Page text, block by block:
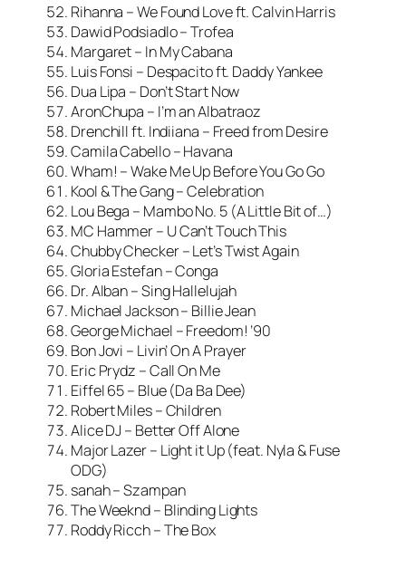
Rihanna – We Found Love ft. Calvin Harris
Dawid Podsiadlo – Trofea
Margaret – In My Cabana
Luis Fonsi – Despacito ft. Daddy Yankee
Dua Lipa – Don’t Start Now
AronChupa – I’m an Albatraoz
Drenchill ft. Indiiana – Freed from Desire
Camila Cabello – Havana
Wham! – Wake Me Up Before You Go Go
Kool & The Gang – Celebration
Lou Bega – Mambo No. 5 (A Little Bit of…)
MC Hammer – U Can’t Touch This
Chubby Checker – Let’s Twist Again
Gloria Estefan – Conga
Dr. Alban – Sing Hallelujah
Michael Jackson – Billie Jean
George Michael – Freedom! ’90
Bon Jovi – Livin’ On A Prayer
Eric Prydz – Call On Me
Eiffel 65 – Blue (Da Ba Dee)
Robert Miles – Children
Alice DJ – Better Off Alone
Major Lazer – Light it Up (feat. Nyla & Fuse
ODG)
sanah – Szampan
The Weeknd – Blinding Lights
Roddy Ricch – The Box